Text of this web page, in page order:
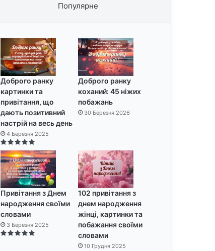
Популярне
Доброго ранку
картинки та
привітання, що
дають позитивний
настрій на весь день
4 Березня 2025
Доброго ранку
коханий: 45 ніжих
побажань
30 Березня 2026
Привітання з Днем
народження своїми
словами
3 Березня 2025
102 привітання з
днем народження
жінці, картинки та
побажання своїми
словами
10 Грудня 2025